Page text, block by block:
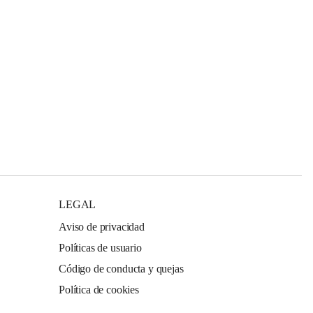
LEGAL
Aviso de privacidad
Políticas de usuario
Código de conducta y quejas
Política de cookies